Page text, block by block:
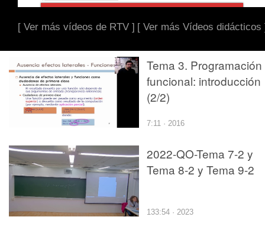
[ Ver más vídeos de RTV ] [ Ver más Vídeos didácticos
Tema 3. Programación
funcional: introducción
(2/2)
7:11 · 2016
2022-QO-Tema 7-2 y
Tema 8-2 y Tema 9-2
133:54 · 2023